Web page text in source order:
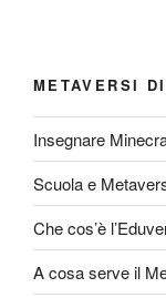
METAVERSI
Insegnare
Scuola e
Che cos’è
A cosa serve il